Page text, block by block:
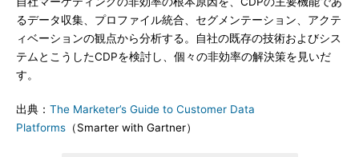
るデータ収集、プロファイル統合、セグメンテーション、アクテ
ィベーションの観点から分析する。自社の既存の技術およびシス
テムとこうしたCDPを検討し、個々の非効率の解決策を見いだ
す。
出典： The Marketer’s Guide to Customer Data
Platforms （Smarter with Gartner）